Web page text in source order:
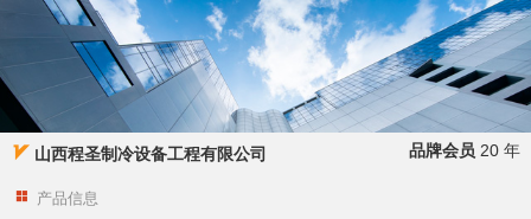
山西程圣制冷设备工程有限公司 品牌会员 20 年
产品信息